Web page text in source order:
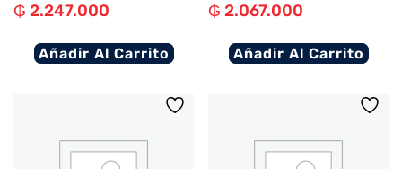
₲ 2.247.000
Añadir Al Carrito
₲ 2.067.000
Añadir Al Carrito